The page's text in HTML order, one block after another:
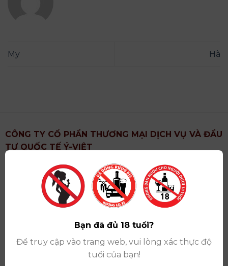
My Hà
CÔNG TY CỔ PHẦN THƯƠNG MẠI DỊCH VỤ VÀ ĐẦU
TƯ QUỐC TẾ Ý-VIỆT
: Khu 6, Xã Hoài Đức, Thành Phố Hà Nội
Showroom: Số 09 Phố Liễu Giai, Phường Ngọc Hà,
Thành Phố Hà Nội
Giấy ĐKKD số: 0102751615 do Sở Tài Chính Thành
Phố Hà Nội cấp lần đầu ngày 07/05/2008,đăng ký
thay đổi lần thứ 17 ngày 06/08/2025
Giấy phép Phân Phối Rượu số : 529/GP-BCT do Bộ
Công Thương cấp ngày 14/11/2022
Bạn đã đủ 18 tuổi?
Để truy cập vào trang web, vui lòng xác thực độ
tuổi của bạn!